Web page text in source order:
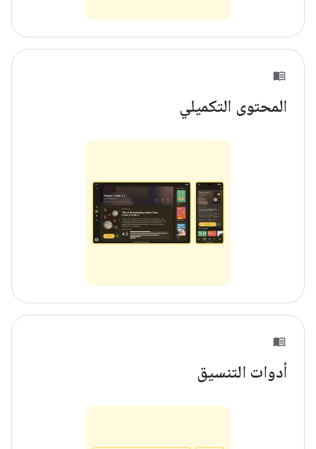
المحتوى التكميلي
أدوات التنسيق